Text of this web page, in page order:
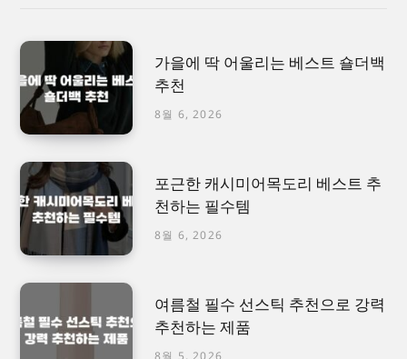
가을에 딱 어울리는 베스트 숄더백
추천
8월 6, 2026
포근한 캐시미어목도리 베스트 추
천하는 필수템
8월 6, 2026
여름철 필수 선스틱 추천으로 강력
추천하는 제품